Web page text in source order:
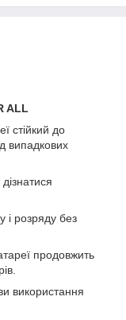
ALL
стійкий до
випадкових
і розряду без
продовжить
використання